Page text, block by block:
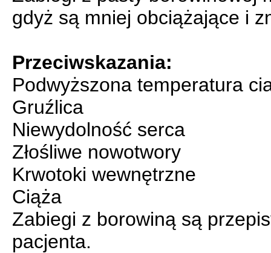
gdyż są mniej obciążające i
Przeciwskazania:
Podwyższona temperatura
Gruźlica
Niewydolność serca
Złośliwe nowotwory
Krwotoki wewnętrzne
Ciąża
Zabiegi z borowiną są
pacjenta.